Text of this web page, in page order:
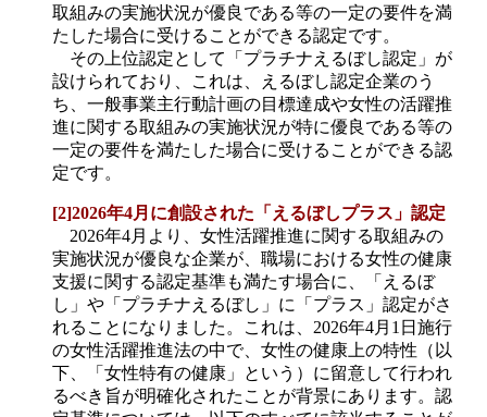
取組みの実施状況が優良である等の一定の要件を満
たした場合に受けることができる認定です。
その上位認定として「プラチナえるぼし認定」が
設けられており、これは、えるぼし認定企業のう
ち、一般事業主行動計画の目標達成や女性の活躍推
進に関する取組みの実施状況が特に優良である等の
一定の要件を満たした場合に受けることができる認
定です。
[2]2026年4月に創設された「えるぼしプラス」認定
2026年4月より、女性活躍推進に関する取組みの
実施状況が優良な企業が、職場における女性の健康
支援に関する認定基準も満たす場合に、「えるぼ
し」や「プラチナえるぼし」に「プラス」認定がさ
れることになりました。これは、2026年4月1日施行
の女性活躍推進法の中で、女性の健康上の特性（以
下、「女性特有の健康」という）に留意して行われ
るべき旨が明確化されたことが背景にあります。認